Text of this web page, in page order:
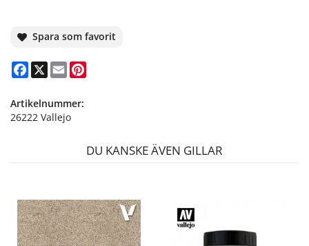
Spara som favorit
Facebook
X Email
Artikelnummer:
26222 Vallejo
DU KANSKE ÄVEN GILLAR